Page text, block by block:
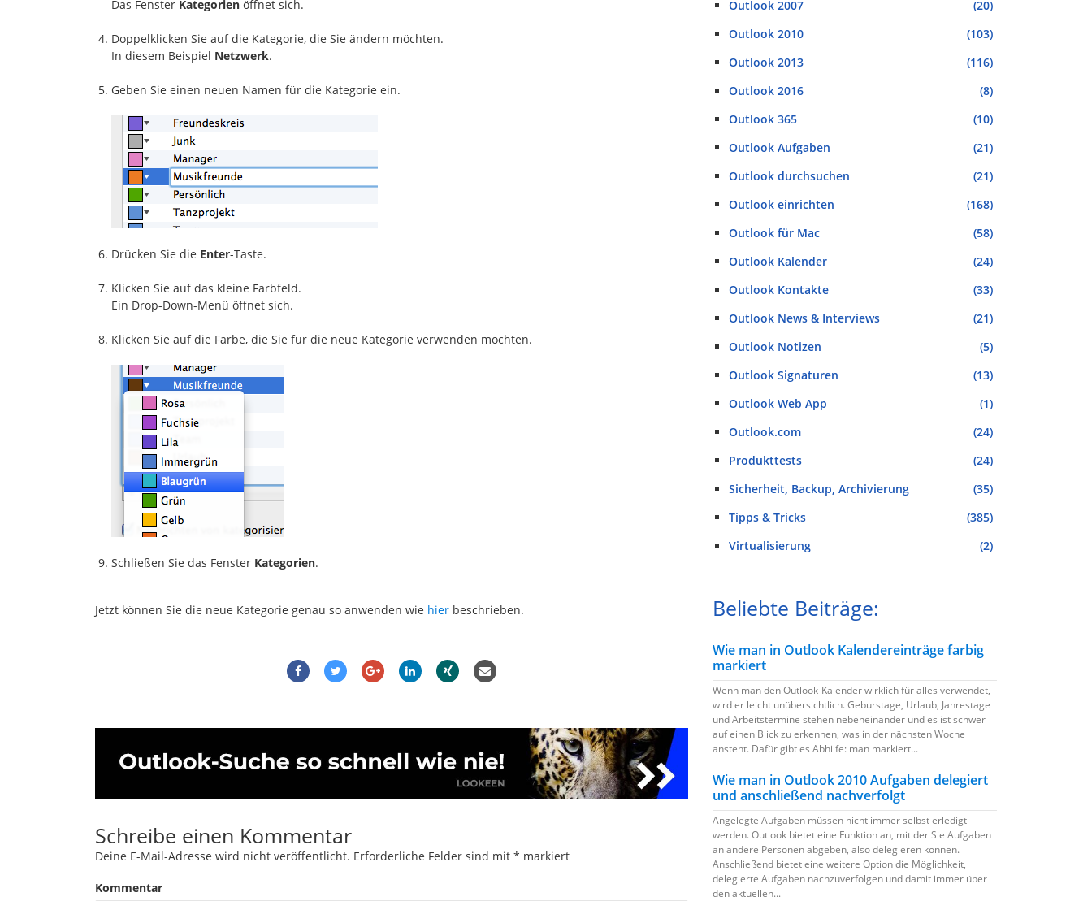
Das Fenster Kategorien öffnet sich.
Doppelklicken Sie auf die Kategorie, die Sie ändern möchten.
In diesem Beispiel Netzwerk.
Geben Sie einen neuen Namen für die Kategorie ein.
Drücken Sie die Enter-Taste.
Klicken Sie auf das kleine Farbfeld.
Ein Drop-Down-Menü öffnet sich.
Klicken Sie auf die Farbe, die Sie für die neue Kategorie verwenden möchten.
Schließen Sie das Fenster Kategorien.
Jetzt können Sie die neue Kategorie genau so anwenden wie hier beschrieben.
Schreibe einen Kommentar
Deine E-Mail-Adresse wird nicht veröffentlicht. Erforderliche Felder sind mit * markiert
Kommentar
Outlook 2007
(20)
Outlook 2010
(103)
Outlook 2013
(116)
Outlook 2016
(8)
Outlook 365
(10)
Outlook Aufgaben
(21)
Outlook durchsuchen
(21)
Outlook einrichten
(168)
Outlook für Mac
(58)
Outlook Kalender
(24)
Outlook Kontakte
(33)
Outlook News & Interviews
(21)
Outlook Notizen
(5)
Outlook Signaturen
(13)
Outlook Web App
(1)
Outlook.com
(24)
Produkttests
(24)
Sicherheit, Backup, Archivierung
(35)
Tipps & Tricks
(385)
Virtualisierung
(2)
Beliebte Beiträge:
Wie man in Outlook Kalendereinträge farbig
markiert
Wenn man den Outlook-Kalender wirklich für alles verwendet,
wird er leicht unübersichtlich. Geburstage, Urlaub, Jahrestage
und Arbeitstermine stehen nebeneinander und es ist schwer
auf einen Blick zu erkennen, was in der nächsten Woche
ansteht. Dafür gibt es Abhilfe: man markiert...
Wie man in Outlook 2010 Aufgaben delegiert
und anschließend nachverfolgt
Angelegte Aufgaben müssen nicht immer selbst erledigt
werden. Outlook bietet eine Funktion an, mit der Sie Aufgaben
an andere Personen abgeben, also delegieren können.
Anschließend bietet eine weitere Option die Möglichkeit,
delegierte Aufgaben nachzuverfolgen und damit immer über
den aktuellen...